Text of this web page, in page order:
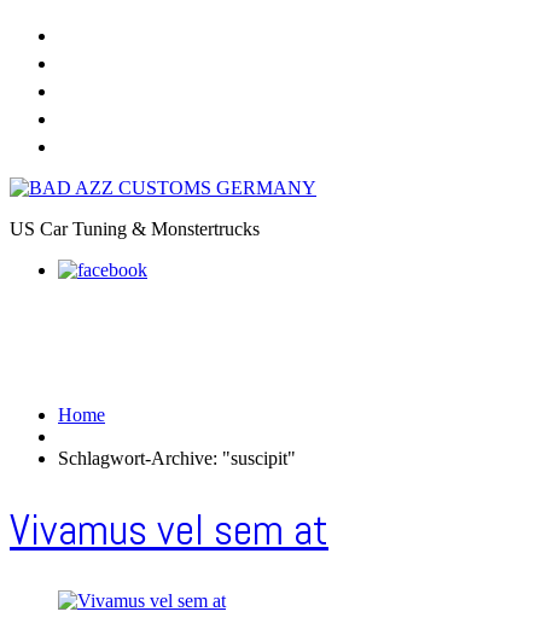
US Car Tuning & Monstertrucks
Home
Schlagwort-Archive: "suscipit"
Vivamus vel sem at